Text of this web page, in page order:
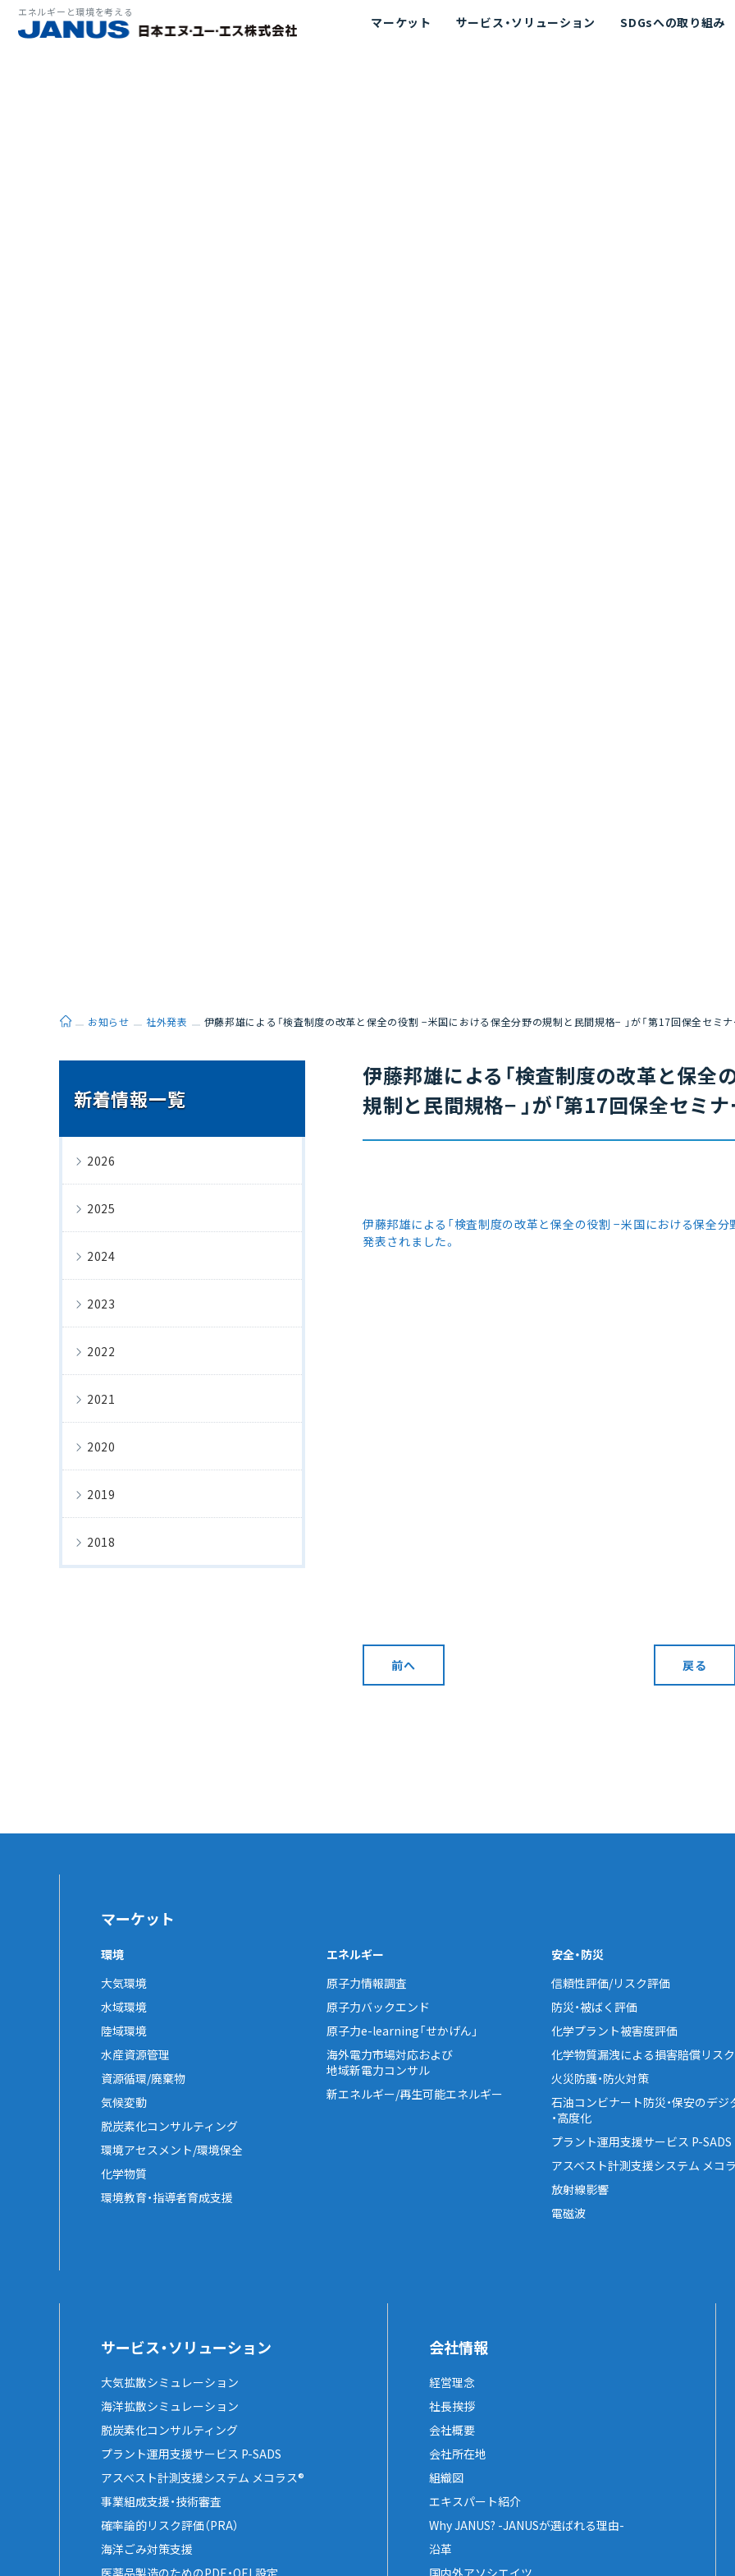
エネルギーと環境を考える
マーケット サービス・ソリューション SDGsへの取り組み
ホームお知らせ 社外発表 伊藤邦雄による「検査制度の改革と保全の役割 −米国における保全分野の規制と民間規格− 」が「第17回保全セミナ
伊藤邦雄による「検査制度の改革と保全
規制と民間規格− 」が「第17回保全セミ
伊藤邦雄による「検査制度の改革と保全の役割 −米国における保全
発表されました。
前へ 戻る
新着情報一覧
2026
2025
2024
2023
2022
2021
2020
2019
2018
マーケット
環境
大気環境
水域環境
陸域環境
水産資源管理
資源循環/廃棄物
気候変動
脱炭素化コンサルティング
環境アセスメント/環境保全
化学物質
環境教育・指導者育成支援
エネルギー
原子力情報調査
原子力バックエンド
原子力e-learning「せかげん」
海外電力市場対応および
地域新電力コンサル
新エネルギー/再生可能エネルギー
安全・防災
信頼性評価/リスク評価
防災・被ばく評価
化学プラント被害度評価
化学物質漏洩による損害賠償リス
火災防護・防火対策
石油コンビナート防災・保安のデジ
・高度化
プラント運用支援サービス P-SADS
アスベスト計測支援システム メコ
放射線影響
電磁波
サービス・ソリューション
大気拡散シミュレーション
海洋拡散シミュレーション
脱炭素化コンサルティング
プラント運用支援サービス P-SADS
アスベスト計測支援システム メコラス®
事業組成支援・技術審査
確率論的リスク評価（PRA）
海洋ごみ対策支援
会社情報
経営理念
社長挨拶
会社概要
会社所在地
組織図
エキスパート紹介
Why JANUS? -JANUSが選ばれる理由-
沿革